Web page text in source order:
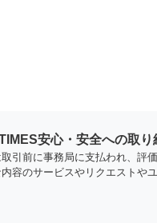
安心・安全への取り
引前に事務局に支払われ、評
容のサービスやリクエストや